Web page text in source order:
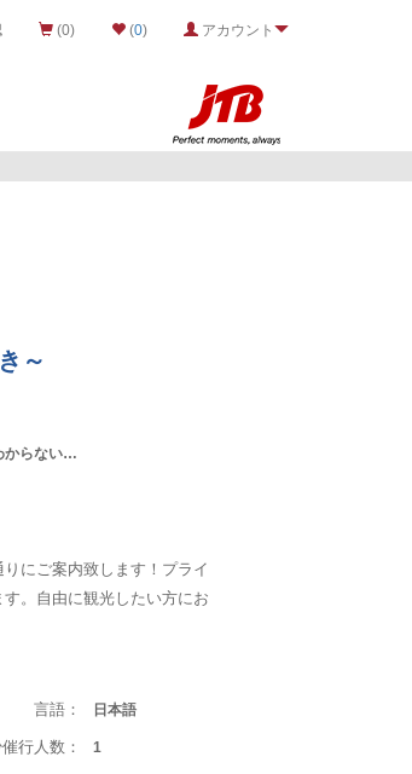
(0) (0) アカウント
～
からない…
にご案内致します！プライ
。自由に観光したい方にお
言語： 日本語
行人数： 1